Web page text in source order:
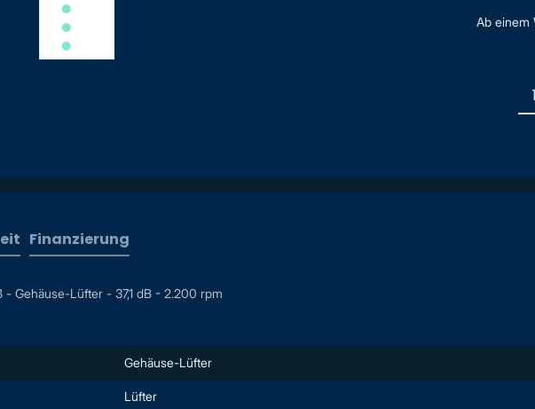
Ab einem
Finanzierung
- Gehäuse-Lüfter - 37,1 dB - 2.200 rpm
Gehäuse-Lüfter
Lüfter